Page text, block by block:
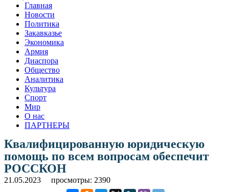
Главная
Новости
Политика
Закавказье
Экономика
Армия
Диаспора
Общество
Аналитика
Культура
Спорт
Мир
О нас
ПАРТНЕРЫ
Квалифицированную юридическую
помощь по всем вопросам обеспечит
РОССКОН
21.05.2023 просмотры: 2390